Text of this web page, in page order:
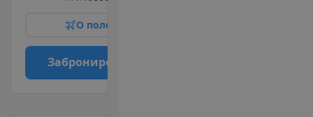
О поле
Заброниро